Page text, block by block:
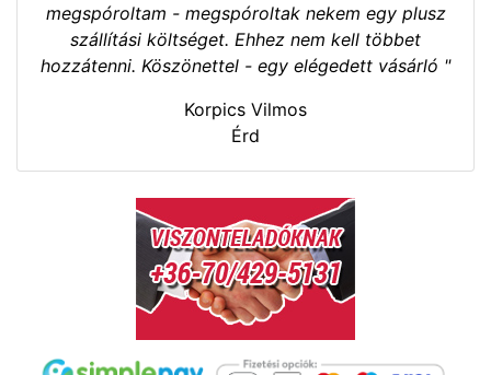
megspóroltam - megspóroltak nekem egy plusz
szállítási költséget. Ehhez nem kell többet
hozzátenni. Köszönettel - egy elégedett vásárló "
Korpics Vilmos
Érd